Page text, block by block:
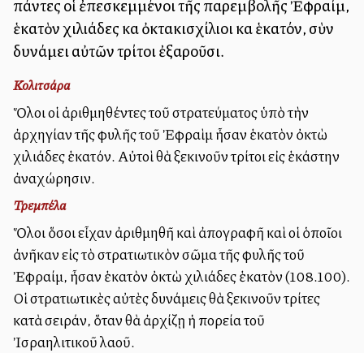
πάντες οἱ ἐπεσκεμμένοι τῆς παρεμβολῆς Ἐφραίμ,
ἑκατὸν χιλιάδες καὶ ὀκτακισχίλιοι καὶ ἑκατόν, σὺν
δυνάμει αὐτῶν τρίτοι ἐξαροῦσι.
Κολιτσάρα
Ὅλοι οἱ ἀριθμηθέντες τοῦ στρατεύματος ὑπὸ τὴν
ἀρχηγίαν τῆς φυλῆς τοῦ Ἐφραὶμ ἦσαν ἑκατὸν ὀκτὼ
χιλιάδες ἑκατόν. Αὐτοὶ θὰ ξεκινοῦν τρίτοι εἰς ἑκάστην
ἀναχώρησιν.
Τρεμπέλα
Ὅλοι ὅσοι εἶχαν ἀριθμηθῆ καὶ ἀπογραφῆ καὶ οἱ ὁποῖοι
ἀνῆκαν εἰς τὸ στρατιωτικὸν σῶμα τῆς φυλῆς τοῦ
Ἐφραίμ, ἦσαν ἑκατὸν ὀκτὼ χιλιάδες ἑκατὸν (108.100).
Οἱ στρατιωτικὲς αὐτὲς δυνάμεις θὰ ξεκινοῦν τρίτες
κατὰ σειράν, ὅταν θὰ ἀρχίζῃ ἡ πορεία τοῦ
Ἰσραηλιτικοῦ λαοῦ.